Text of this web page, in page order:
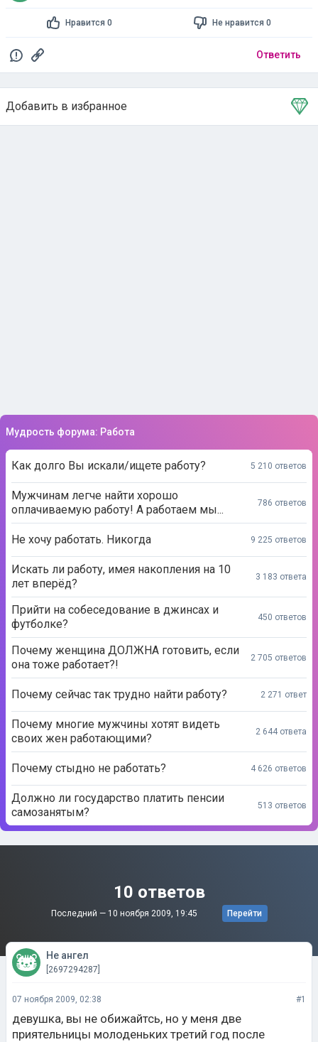
Нравится 0 Не нравится 0
Ответить
Добавить в избранное
Тема в избранном
Мудрость форума: Работа
Как долго Вы искали/ищете работу? 5 210 ответов
Мужчинам легче найти хорошо
оплачиваемую работу! А работаем мы...
786 ответов
Не хочу работать. Никогда 9 225 ответов
Искать ли работу, имея накопления на 10
лет вперёд?
3 183 ответа
Прийти на собеседование в джинсах и
футболке?
450 ответов
Почему женщина ДОЛЖНА готовить, если
она тоже работает?!
2 705 ответов
Почему сейчас так трудно найти работу? 2 271 ответ
Почему многие мужчины хотят видеть
своих жен работающими?
2 644 ответа
Почему стыдно не работать? 4 626 ответов
Должно ли государство платить пенсии
самозанятым?
513 ответов
10 ответов
Последний — 10 ноября 2009, 19:45 Перейти
Не ангел
[2697294287]
07 ноября 2009, 02:38 #1
девушка, вы не обижайтсь, но у меня две
приятельницы молоденьких третий год после